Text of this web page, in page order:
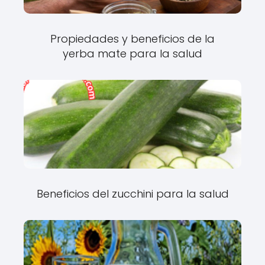
Propiedades y beneficios de la
yerba mate para la salud
Beneficios del zucchini para la salud